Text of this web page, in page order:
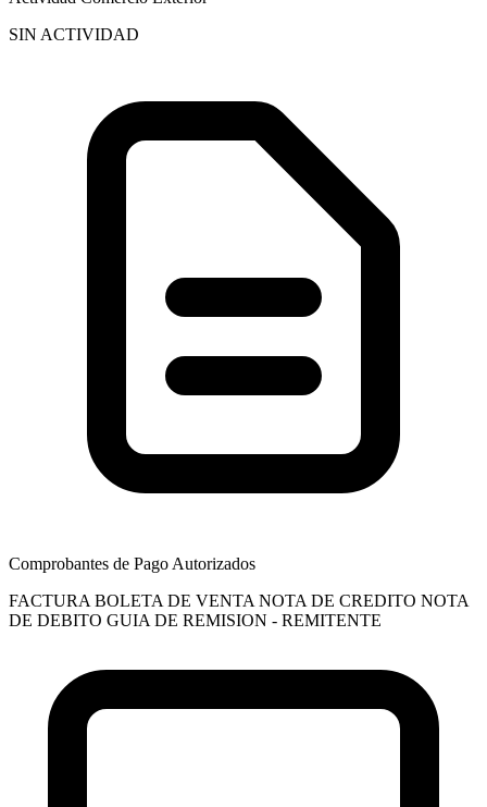
SIN ACTIVIDAD
Comprobantes de Pago Autorizados
FACTURA BOLETA DE VENTA NOTA DE CREDITO NOTA
DE DEBITO GUIA DE REMISION - REMITENTE